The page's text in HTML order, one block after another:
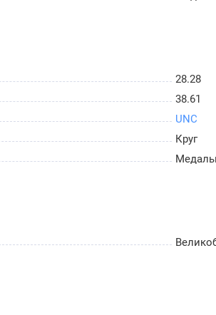
28.28
38.61
UNC
Круг